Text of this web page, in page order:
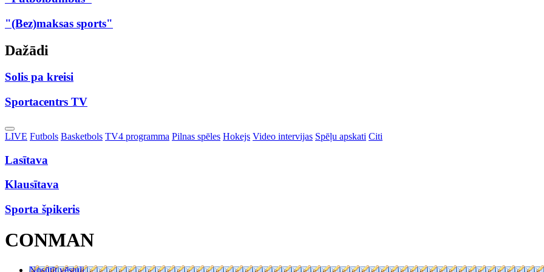
"(Bez)maksas sports"
Dažādi
Solis pa kreisi
Sportacentrs TV
Toggle
Dropdown
LIVE Futbols Basketbols TV4 programma Pilnas spēles Hokejs Video intervijas Spēļu apskati Citi
Lasītava
Klausītava
Sporta špikeris
CONMAN
Nosūtīt vēstuli